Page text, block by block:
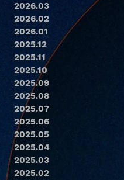
2026.03
2026.02
2026.01
2025.12
2025.11
2025.10
2025.09
2025.08
2025.07
2025.06
2025.05
2025.04
2025.03
2025.02